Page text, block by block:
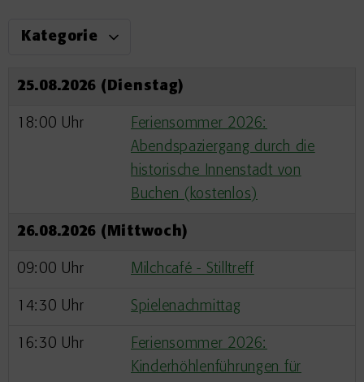
Kategorie
25.08.2026 (Dienstag)
18:00 Uhr
Feriensommer 2026:
Abendspaziergang durch die
historische Innenstadt von
Buchen (kostenlos)
26.08.2026 (Mittwoch)
09:00 Uhr Milchcafé - Stilltreff
14:30 Uhr Spielenachmittag
16:30 Uhr
Feriensommer 2026:
Kinderhöhlenführungen für